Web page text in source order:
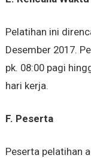
Pelatihan ini
Desember 2017.
pk. 08:00 pagi
hari kerja.
F. Peserta
Peserta pelatihan